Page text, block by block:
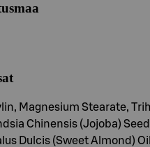
Magnesium Stearate,
Chinensis (Jojoba)
Dulcis (Sweet Almond)